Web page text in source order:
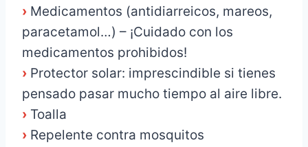
› Medicamentos (antidiarreicos, mareos,
paracetamol…) – ¡Cuidado con los
medicamentos prohibidos!
› Protector solar: imprescindible si tienes
pensado pasar mucho tiempo al aire libre.
› Toalla
› Repelente contra mosquitos